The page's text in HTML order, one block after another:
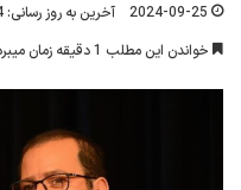
2024-09-25 آخرین به روز رسانی: 2024-09-25
خواندن این مطلب 1 دقیقه زمان میبرد